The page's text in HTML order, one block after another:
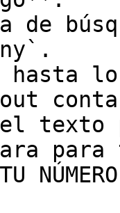
de
hasta
el texto